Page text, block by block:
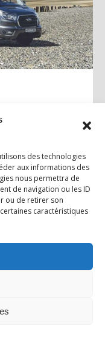
des technologies
aux informations des
nous permettra de
de navigation ou les ID
ou de retirer son
caractéristiques
ce fourgon
son toit
laisse